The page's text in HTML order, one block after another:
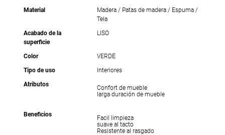
Material
Madera / Patas de madera / Espuma /
Tela
Acabado de la
superficie
LISO
Color
VERDE
Tipo de uso
Interiores
Atributos
Confort de mueble
larga duración de mueble
Beneficios
Facil limpieza
suave al tacto
Resistente al rasgado